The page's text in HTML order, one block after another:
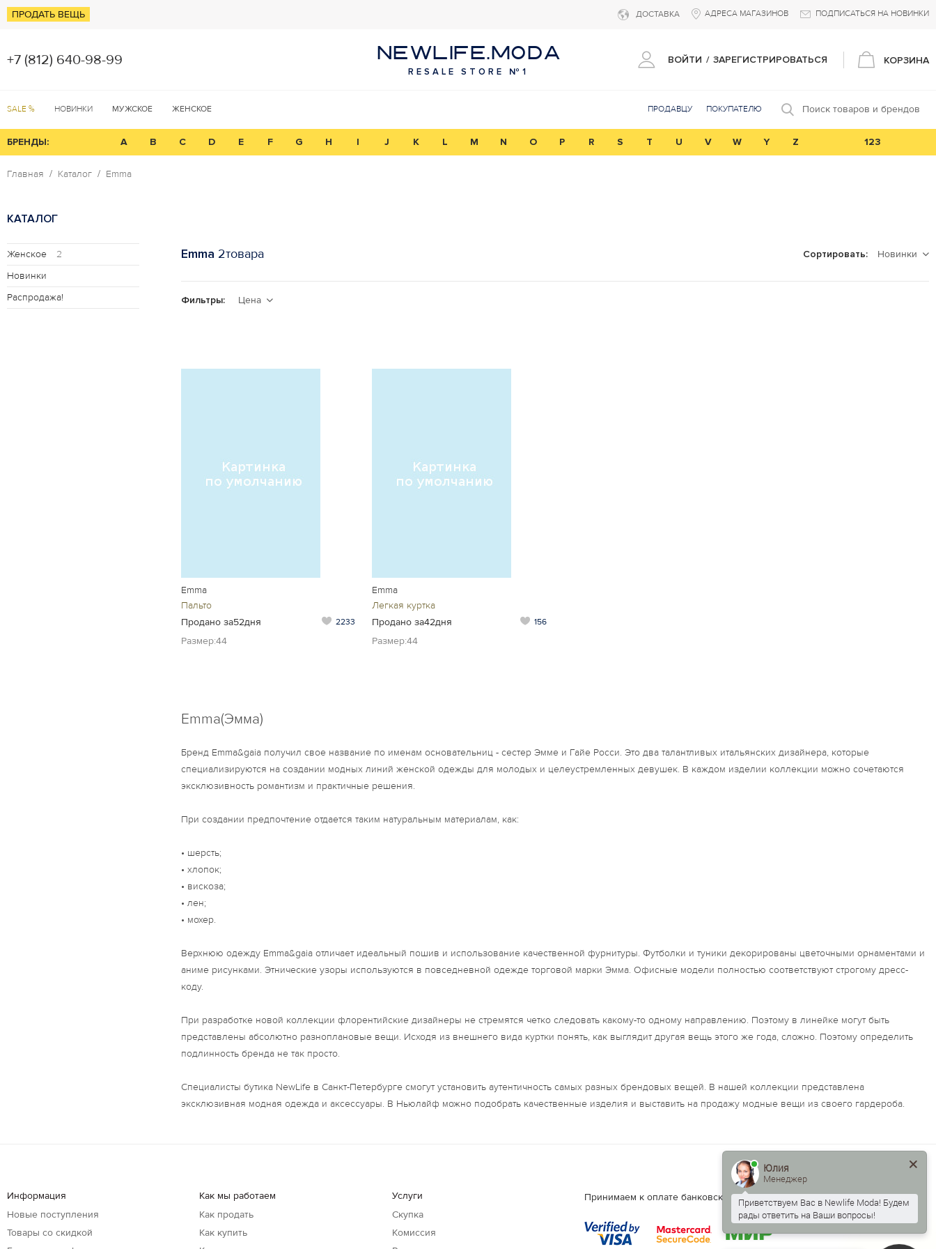
ПРОДАТЬ ВЕЩЬ ДОСТАВКА АДРЕСА МАГАЗИНОВ ПОДПИСАТЬСЯ НА НОВИНКИ
+7 (812) 640-98-99 NEWLIFE.MODA
RESALE STORE №1
ВОЙТИ / ЗАРЕГИСТРИРОВАТЬСЯ КОРЗИНА
SALE % НОВИНКИ МУЖСКОЕ ЖЕНСКОЕ ПРОДАВЦУ ПОКУПАТЕЛЮ Поиск товаров и брендов
БРЕНДЫ: A B C D E F G H I J K L M N O P R S T U V W Y Z 123
Главная Каталог Emma
КАТАЛОГ
Женское
2
Новинки
Распродажа!
Emma 2товара Сортировать: Новинки
Фильтры: Цена
Emma
Пальто
Продано за52дня
2233
Размер:44
Emma
Легкая куртка
Продано за42дня
156
Размер:44
Emma(Эмма)
Бренд Emma&gaia получил свое название по именам основательниц - сестер Эмме и Гайе Росси. Это два талантливых итальянских дизайнера, которые
специализируются на создании модных линий женской одежды для молодых и целеустремленных девушек. В каждом изделии коллекции можно сочетаются
эксклюзивность романтизм и практичные решения.
При создании предпочтение отдается таким натуральным материалам, как:
• шерсть;
• хлопок;
• вискоза;
• лен;
• мохер.
Верхнюю одежду Emma&gaia отличает идеальный пошив и использование качественной фурнитуры. Футболки и туники декорированы цветочными орнаментами и
аниме рисунками. Этнические узоры используются в повседневной одежде торговой марки Эмма. Офисные модели полностью соответствуют строгому дресс-
коду.
При разработке новой коллекции флорентийские дизайнеры не стремятся четко следовать какому-то одному направлению. Поэтому в линейке могут быть
представлены абсолютно разноплановые вещи. Исходя из внешнего вида куртки понять, как выглядит другая вещь этого же года, сложно. Поэтому определить
подлинность бренда не так просто.
Специалисты бутика NewLife в Санкт-Петербурге смогут установить аутентичность самых разных брендовых вещей. В нашей коллекции представлена
эксклюзивная модная одежда и аксессуары. В Ньюлайф можно подобрать качественные изделия и выставить на продажу модные вещи из своего гардероба.
Информация
Новые поступления
Товары со скидкой
Как мы работаем
Как продать
Как купить
Услуги
Скупка
Комиссия
Принимаем к оплате банковские карты.
Есть вопросы?
Написать нам:
Юлия
Менеджер
Приветствуем Вас в Newlife Moda! Будем
рады ответить на Ваши вопросы!